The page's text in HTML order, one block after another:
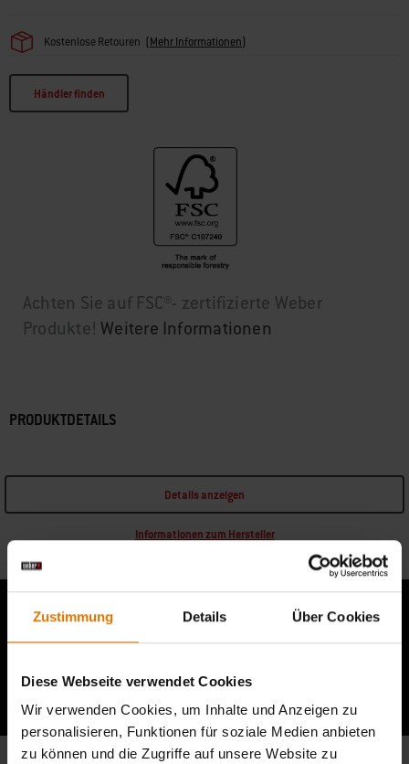
Zustimmung Details Über Cookies
Diese Webseite verwendet Cookies
Wir verwenden Cookies, um Inhalte und Anzeigen zu
personalisieren, Funktionen für soziale Medien anbieten
zu können und die Zugriffe auf unsere Website zu
Kostenlose Retouren (Mehr Informationen)
Händler finden
Achten Sie auf FSC®- zertifizierte Weber
Produkte!Weitere Informationen
PRODUKTDETAILS
Details anzeigen
Informationen zum Hersteller
Berichte von anderen Grillern lesen